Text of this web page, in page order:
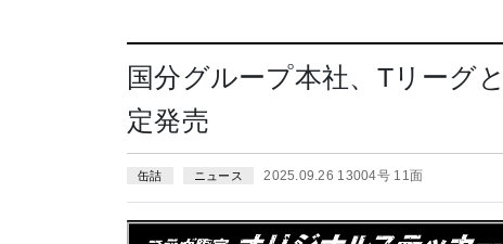
国分グループ本社、Tリーグ
定発売
缶詰 ニュース 2025.09.26 13004号 11面